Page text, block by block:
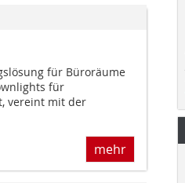
für Büro­räume
für
vereint mit der
mehr